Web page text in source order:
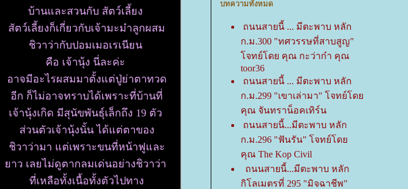
บ้านและสวนกับ สัตว์เลี้ยง
สัตว์เลี้ยงก็เกี่ยวกับเจ้ามะม๋าลูกผสม
ชิวาว่ากับปอมเมอเรเนียน
คือ เจ้านุ้ง นี่ละค่ะ
อาจมีอะไรผสมมาตั้งแต่ปู่ย่าตาทวด
อีก ก็ไม่อาจทราบได้เพราะที่บ้านที่
เจ้านุ้งเกิด มีสุนัขพันธุ์เล็กถึง 19 ตัว
ส่วนตัวเจ้านุ้งนั้น ได้แต่ตาของ
ชิวาว่ามา แต่เพราะขนที่หน้าฟูและ
าว เลยไม่ดูตากลมเด่นอย่างชิวาว่า
ที่เหลือทั้งเนื้อทั้งตัวไปทาง
บทความทั้งหมด
ถนนสายนี้ ... มีตะพาบ หลัก
ก.ม.300 "ทศวรรษที่สาบสูญ"
จทย์โดย คุณ กะว่าก๋า คุณ
toor36
ถนนสายนี้ ... มีตะพาบ หลัก
ก.ม.299 "เขาเล่ามา" โจทย์โด
คุณ จันทราน็อคเทิร์น
ถนนสายนี้...มีตะพาบ หลัก
ก.ม.296 "ฟันรัน" โจทย์โด
คุณ The Kop Civil
ถนนสายนี้...มีตะพาบ หลัก
กิโลเมตรที่ 295 "มิจฉาชีพ"